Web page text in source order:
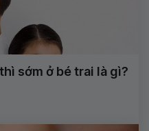
sớm ở bé trai là gì?